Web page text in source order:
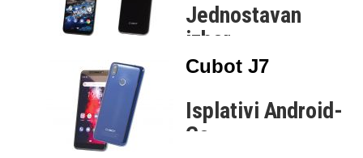
Jednostavan
izbor
Cubot donosi nove
entry level cijenovni
Cubot J7
Isplativi Android-
Go